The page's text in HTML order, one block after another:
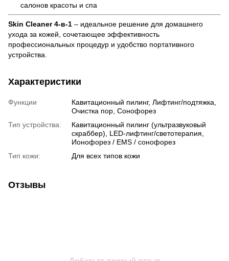
салонов красоты и спа
Skin Cleaner 4-в-1 – идеальное решение для домашнего
ухода за кожей, сочетающее эффективность
профессиональных процедур и удобство портативного
устройства.
Характеристики
Функции
Кавитационный пилинг, Лифтинг/подтяжка,
Очистка пор, Сонофорез
Тип устройства:
Кавитационный пилинг (ультразвуковый
скраббер), LED-лифтинг/светотерапия,
Ионофорез / EMS / сонофорез
Тип кожи:
Для всех типов кожи
Отзывы